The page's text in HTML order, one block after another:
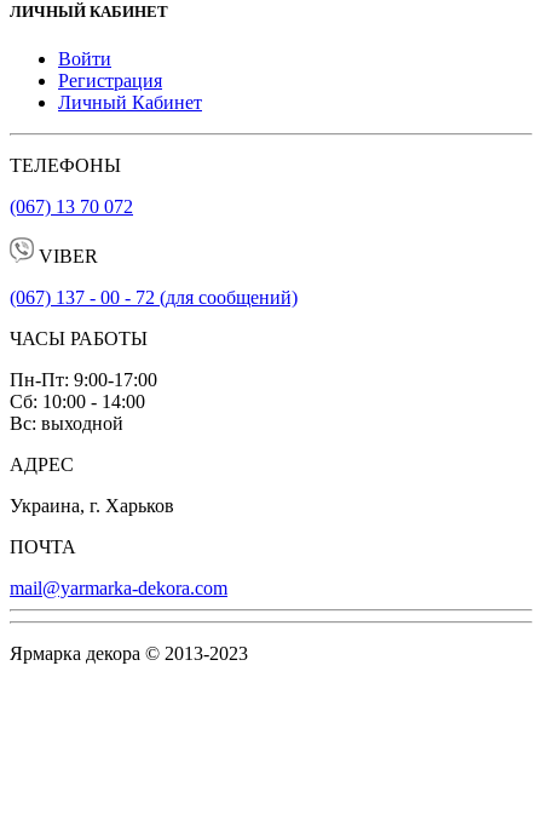
ЛИЧНЫЙ КАБИНЕТ
Войти
Регистрация
Личный Кабинет
ТЕЛЕФОНЫ
(067) 13 70 072
VIBER
(067) 137 - 00 - 72 (для сообщений)
ЧАСЫ РАБОТЫ
Пн-Пт: 9:00-17:00
Сб: 10:00 - 14:00
Вс: выходной
АДРЕС
Украина, г. Харьков
ПОЧТА
mail@yarmarka-dekora.com
Ярмарка декора © 2013-2023